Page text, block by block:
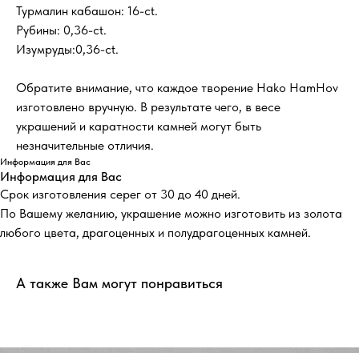
Турмалин кабашон: 16-ct.
Рубины: 0,36-ct.
Изумруды:0,36-ct.
Обратите внимание, что каждое творение Hako HamHov
изготовлено вручную. В результате чего, в весе
украшений и каратности камней могут быть
незначительные отличия.
Информация для Вас
Информация для Вас
Срок изготовления серег от 30 до 40 дней.
По Вашему желанию, украшение можно изготовить из золота
любого цвета, драгоценных и полудрагоценных камней.
А также Вам могут понравиться